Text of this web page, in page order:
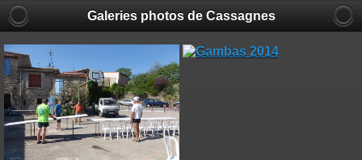
Galeries photos de Cassagnes